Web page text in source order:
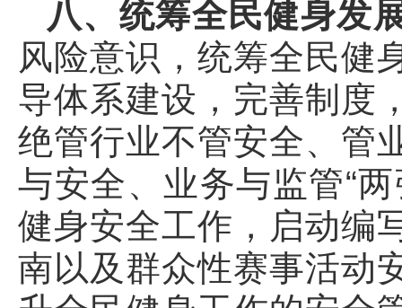
八、统筹全民健身发
风险意识，统筹全民健
导体系建设，完善制度
绝管行业不管安全、管
与安全、业务与监管“
健身安全工作，启动编
南以及群众性赛事活动